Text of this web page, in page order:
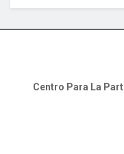
Centro Para La